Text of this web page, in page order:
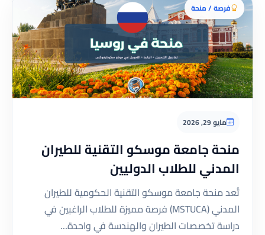
فرصة / منحة
مايو 29, 2026
منحة جامعة موسكو التقنية للطيران
المدني للطلاب الدوليين
تُعد منحة جامعة موسكو التقنية الحكومية للطيران
المدني (MSTUCA) فرصة مميزة للطلاب الراغبين في
دراسة تخصصات الطيران والهندسة في واحدة…